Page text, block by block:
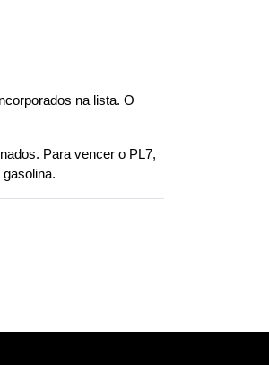
na lista. O
Para vencer o PL7,